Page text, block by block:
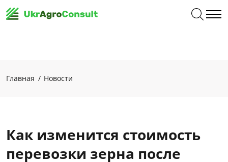
Главная Новости
Как изменится стоимость
перевозки зерна после